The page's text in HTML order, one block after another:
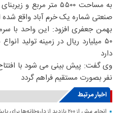
صنعتی شماره یک خرم آباد واقع
بهمن جعفری افزود: این واحد با
۵۰ میلیارد ریال در زمینه تولید
دارد
نفر بصورت مستقیم فراهم گردد
اخبار مرتبط